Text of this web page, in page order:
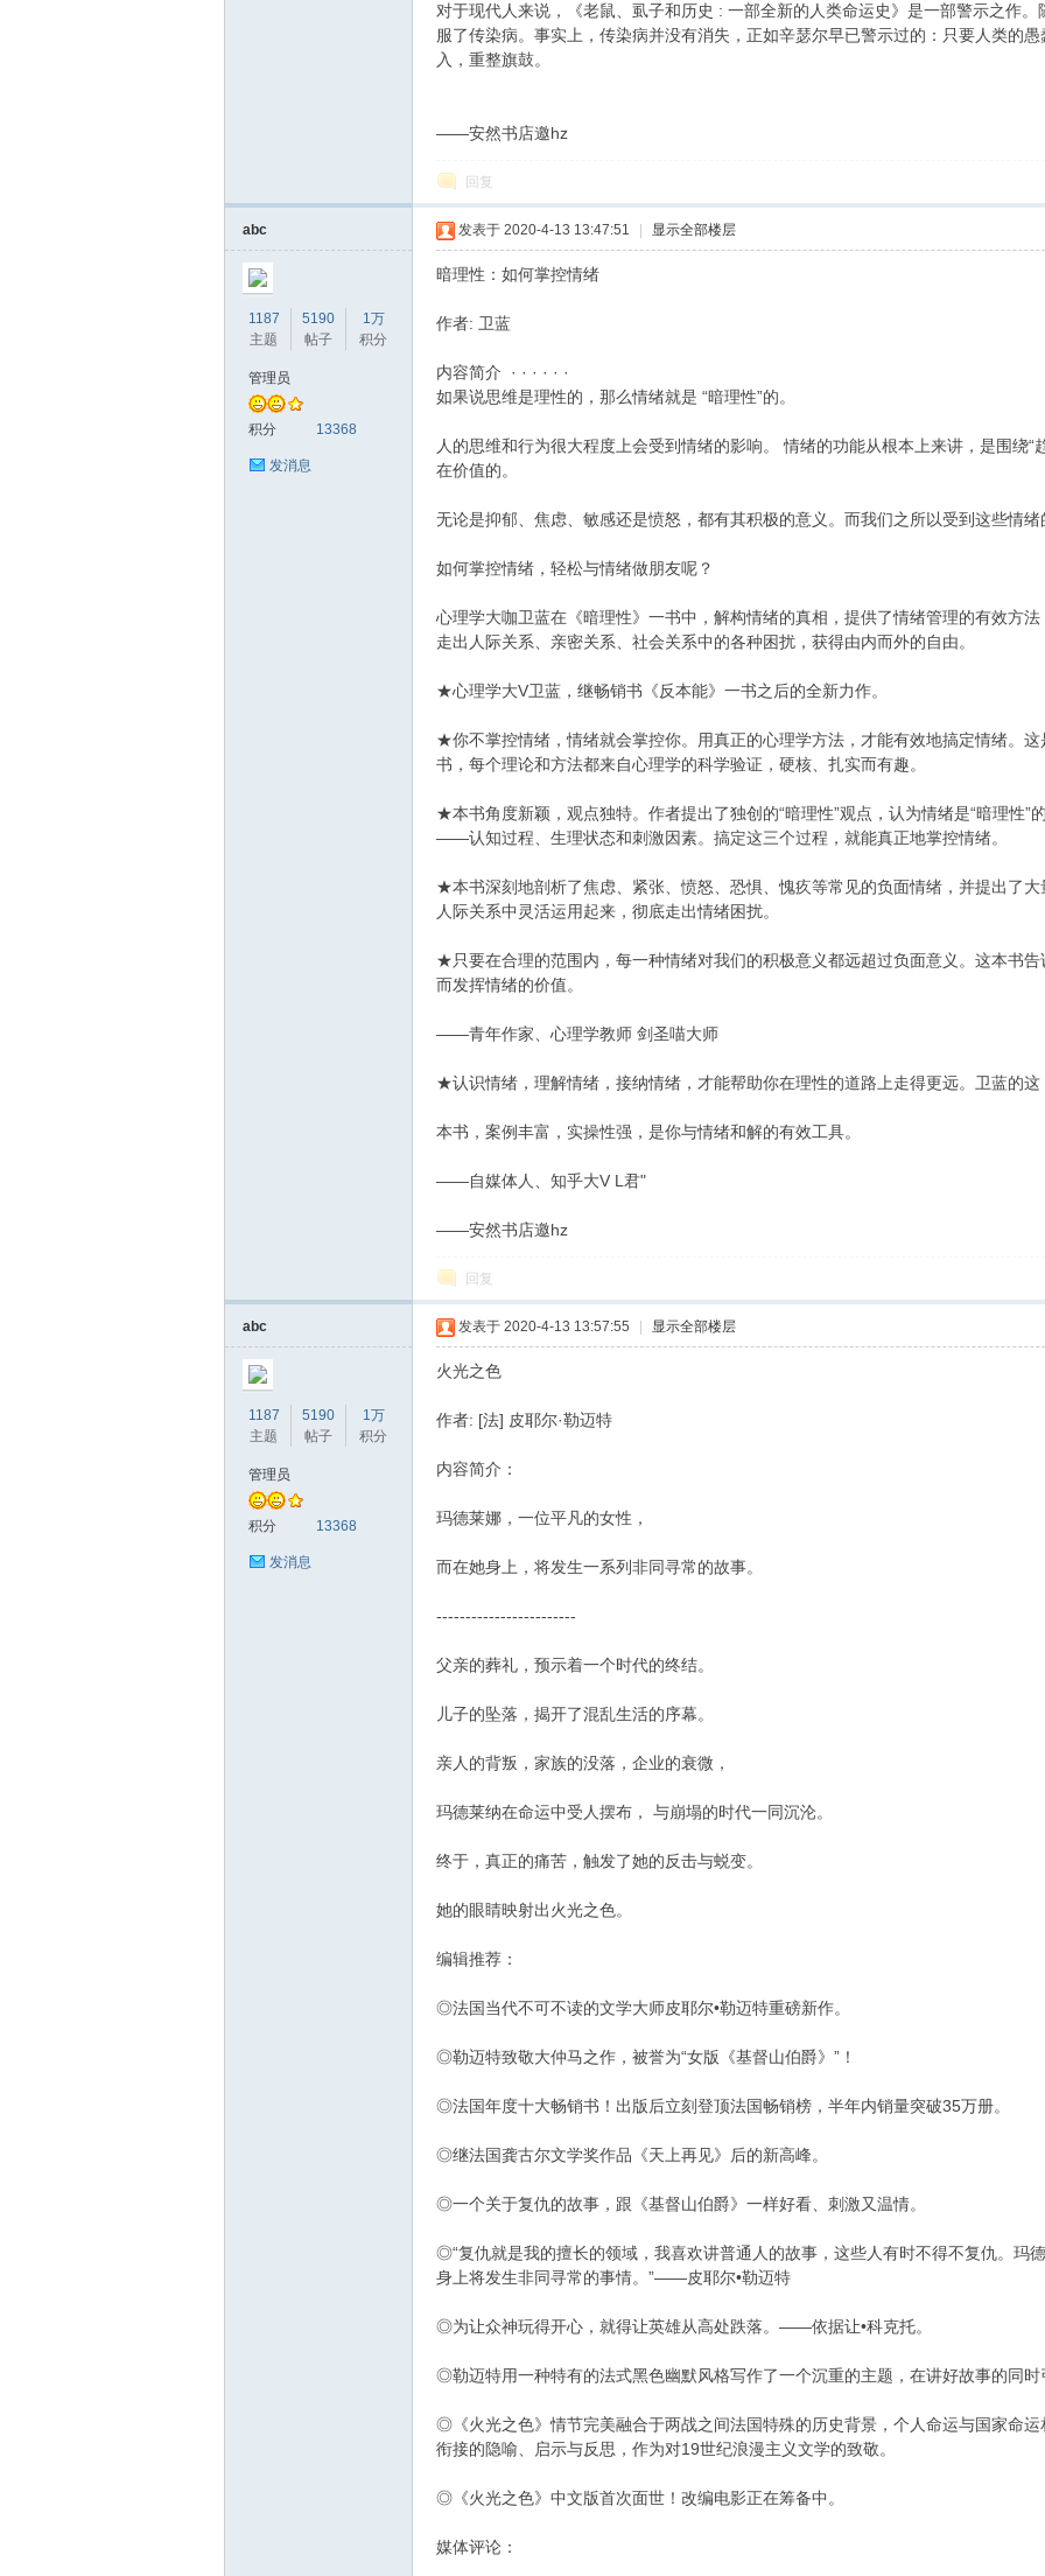
对于现代人来说，《老鼠、虱子和历史 : 一部全新的人类命运史》是一部警示之作
服了传染病。事实上，传染病并没有消失，正如辛瑟尔早已警示过的：只要人类的
入，重整旗鼓。
——安然书店邀hz
回复
abc
1187
主题
5190
帖子
1万
积分
管理员
积分 13368
发消息
发表于 2020-4-13 13:47:51 显示全部楼层
暗理性：如何掌控情绪
作者: 卫蓝
内容简介 · · · · · ·
如果说思维是理性的，那么情绪就是 “暗理性”的。
人的思维和行为很大程度上会受到情绪的影响。 情绪的功能从根本上来讲，是围绕“
在价值的。
无论是抑郁、焦虑、敏感还是愤怒，都有其积极的意义。而我们之所以受到这些情
如何掌控情绪，轻松与情绪做朋友呢？
心理学大咖卫蓝在《暗理性》一书中，解构情绪的真相，提供了情绪管理的有效方
走出人际关系、亲密关系、社会关系中的各种困扰，获得由内而外的自由。
★心理学大V卫蓝，继畅销书《反本能》一书之后的全新力作。
★你不掌控情绪，情绪就会掌控你。用真正的心理学方法，才能有效地搞定情绪。
书，每个理论和方法都来自心理学的科学验证，硬核、扎实而有趣。
★本书角度新颖，观点独特。作者提出了独创的“暗理性”观点，认为情绪是“暗理性”
——认知过程、生理状态和刺激因素。搞定这三个过程，就能真正地掌控情绪。
★本书深刻地剖析了焦虑、紧张、愤怒、恐惧、愧疚等常见的负面情绪，并提出了
人际关系中灵活运用起来，彻底走出情绪困扰。
★只要在合理的范围内，每一种情绪对我们的积极意义都远超过负面意义。这本书
而发挥情绪的价值。
——青年作家、心理学教师 剑圣喵大师
★认识情绪，理解情绪，接纳情绪，才能帮助你在理性的道路上走得更远。卫蓝的这
本书，案例丰富，实操性强，是你与情绪和解的有效工具。
——自媒体人、知乎大V L君"
——安然书店邀hz
回复
abc
1187
主题
5190
帖子
1万
积分
管理员
积分 13368
发消息
发表于 2020-4-13 13:57:55 显示全部楼层
火光之色
作者: [法] 皮耶尔·勒迈特
内容简介：
玛德莱娜，一位平凡的女性，
而在她身上，将发生一系列非同寻常的故事。
------------------------
父亲的葬礼，预示着一个时代的终结。
儿子的坠落，揭开了混乱生活的序幕。
亲人的背叛，家族的没落，企业的衰微，
玛德莱纳在命运中受人摆布， 与崩塌的时代一同沉沦。
终于，真正的痛苦，触发了她的反击与蜕变。
她的眼睛映射出火光之色。
编辑推荐：
◎法国当代不可不读的文学大师皮耶尔•勒迈特重磅新作。
◎勒迈特致敬大仲马之作，被誉为“女版《基督山伯爵》”！
◎法国年度十大畅销书！出版后立刻登顶法国畅销榜，半年内销量突破35万册。
◎继法国龚古尔文学奖作品《天上再见》后的新高峰。
◎一个关于复仇的故事，跟《基督山伯爵》一样好看、刺激又温情。
◎“复仇就是我的擅长的领域，我喜欢讲普通人的故事，这些人有时不得不复仇。玛
身上将发生非同寻常的事情。”——皮耶尔•勒迈特
◎为让众神玩得开心，就得让英雄从高处跌落。——依据让•科克托。
◎勒迈特用一种特有的法式黑色幽默风格写作了一个沉重的主题，在讲好故事的同时
◎《火光之色》情节完美融合于两战之间法国特殊的历史背景，个人命运与国家命
衔接的隐喻、启示与反思，作为对19世纪浪漫主义文学的致敬。
◎《火光之色》中文版首次面世！改编电影正在筹备中。
媒体评论：